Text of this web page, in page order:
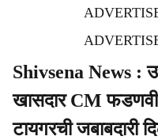
Shivsena News :
खासदार CM
टायगरची जबाबदारी